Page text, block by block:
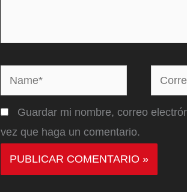
Name*
Correo
Guardar mi nombre, correo
vez que haga un comentario.